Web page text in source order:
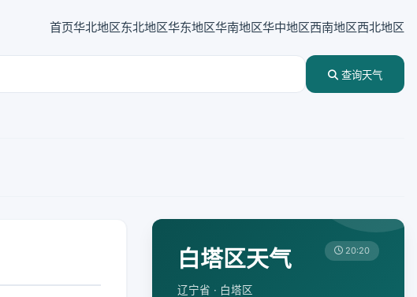
首页华北地区东北地区华东地区华南地区华中地区西南地区西北地区
查询天气
白塔区天气
辽宁省 · 白塔区
20:20